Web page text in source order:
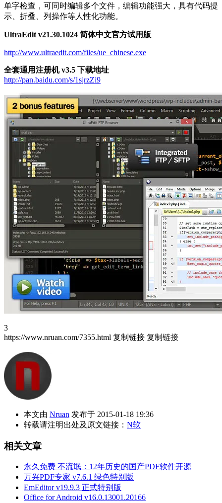
单字检查，可同时编辑多个文件，编辑功能强大，具有代码提
示、折叠、列操作等人性化功能。
UltraEdit v21.30.1024 简体中文官方试用版
http://www.ultraedit.com/files/ue_chinese.exe
全套通用注册机 v3.5 下载地址
http://pan.baidu.com/s/1sjrzZi9
3
https://www.nruan.com/7355.html 复制链接 复制链接
本文由 Nruan 发布于 2015-01-18 19:36
转载请注明出处及原文链接： N软
相关文章
永久免费 不流氓：12年历史的国产PDF软件开源
万兴PDF专家 v7.6.1 绿色特别版
EmEditor v19.9.3 正式特别版
Office for Android v16.0.13001.20166